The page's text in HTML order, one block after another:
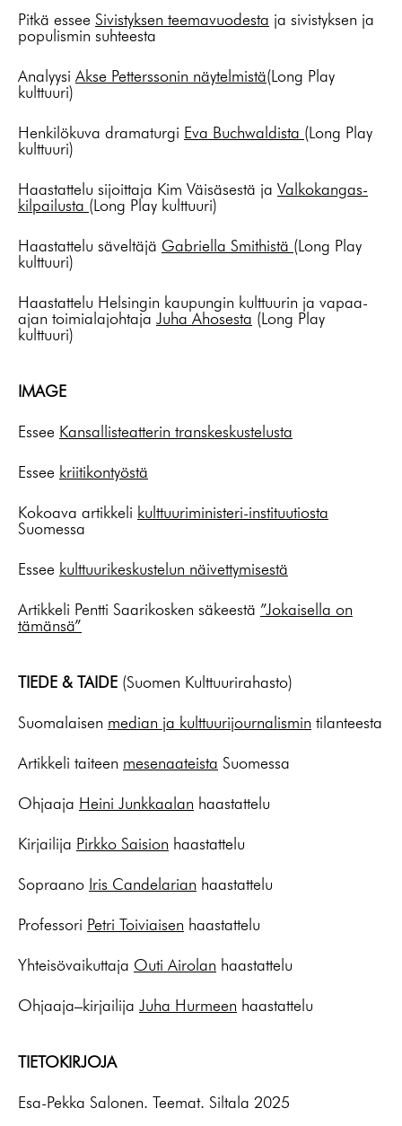
Pitkä essee Sivistyksen teemavuodesta ja sivistyksen ja
populismin suhteesta
Analyysi Akse Petterssonin näytelmistä(Long Play
kulttuuri)
Henkilökuva dramaturgi Eva Buchwaldista (Long Play
kulttuuri)
Haastattelu sijoittaja Kim Väisäsestä ja Valkokangas-
kilpailusta (Long Play kulttuuri)
Haastattelu säveltäjä Gabriella Smithistä (Long Play
kulttuuri)
Haastattelu Helsingin kaupungin kulttuurin ja vapaa-
ajan toimialajohtaja Juha Ahosesta (Long Play
kulttuuri)
IMAGE
Essee Kansallisteatterin transkeskustelusta
Essee kriitikontyöstä
Kokoava artikkeli kulttuuriministeri-instituutiosta
Suomessa
Essee kulttuurikeskustelun näivettymisestä
Artikkeli Pentti Saarikosken säkeestä ”Jokaisella on
tämänsä”
TIEDE & TAIDE (Suomen Kulttuurirahasto)
Suomalaisen median ja kulttuurijournalismin tilanteesta
Artikkeli taiteen mesenaateista Suomessa
Ohjaaja Heini Junkkaalan haastattelu
Kirjailija Pirkko Saision haastattelu
Sopraano Iris Candelarian haastattelu
Professori Petri Toiviaisen haastattelu
Yhteisövaikuttaja Outi Airolan haastattelu
Ohjaaja–kirjailija Juha Hurmeen haastattelu
TIETOKIRJOJA
Esa-Pekka Salonen. Teemat. Siltala 2025